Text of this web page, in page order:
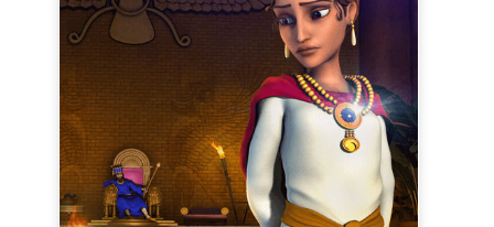
超级真理：
我可以把人引向耶稣。
“天国近了！你们应当悔改。”
第2课愿主加增
超级真理：愿主加增，愿己减少。
超级经文：“祂必兴旺，我必衰微。”
《约翰福音》
3:30（和合本）